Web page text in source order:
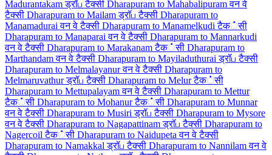
Madurantakam ड्रॉப टैक्सी Dharapuram to Mahabalipuram वन वे
टैक्सी Dharapuram to Mailam ड्रॉப टैक्सी Dharapuram to
Manamadurai वन वे टैक्सी Dharapuram to Manamelkudi टैक்सी
Dharapuram to Manaparai वन वे टैक्सी Dharapuram to Mannarkudi
वन वे टैक्सी Dharapuram to Marakanam टैक்सी Dharapuram to
Marthandam वन वे टैक्सी Dharapuram to Mayiladuthurai ड्रॉப टैक्सी
Dharapuram to Melmalayanur वन वे टैक्सी Dharapuram to
Melmaruvathur ड्रॉப टैक्सी Dharapuram to Melur टैक்सी
Dharapuram to Mettupalayam वन वे टैक्सी Dharapuram to Mettur
टैक்सी Dharapuram to Mohanur टैक்सी Dharapuram to Munnar
वन वे टैक्सी Dharapuram to Musiri ड्रॉப टैक्सी Dharapuram to Mysore
वन वे टैक्सी Dharapuram to Nagapattinam ड्रॉப टैक्सी Dharapuram to
Nagercoil टैक்सी Dharapuram to Naidupeta वन वे टैक्सी
Dharapuram to Namakkal ड्रॉப टैक्सी Dharapuram to Nannilam वन वे